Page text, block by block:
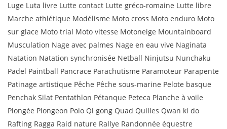
Luge Luta livre Lutte contact Lutte gréco-romaine Lutte libre
Marche athlétique Modélisme Moto cross Moto enduro Moto
sur glace Moto trial Moto vitesse Motoneige Mountainboard
Musculation Nage avec palmes Nage en eau vive Naginata
Natation Natation synchronisée Netball Ninjutsu Nunchaku
Padel Paintball Pancrace Parachutisme Paramoteur Parapente
Patinage artistique Pêche Pêche sous-marine Pelote basque
Penchak Silat Pentathlon Pétanque Peteca Planche à voile
Plongée Plongeon Polo Qi gong Quad Quilles Qwan ki do
Rafting Ragga Raid nature Rallye Randonnée équestre